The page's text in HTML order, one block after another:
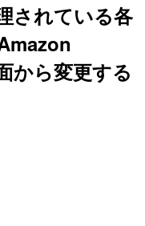
されている各
から変更する